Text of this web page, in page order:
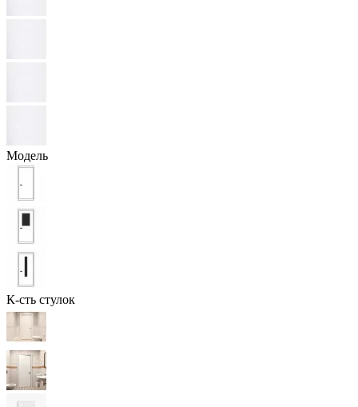
Модель
К-сть стулок